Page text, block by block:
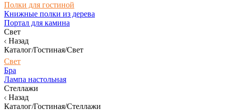
Полки для гостиной
Книжные полки из дерева
Портал для камина
Свет
Назад
Каталог/Гостиная/Свет
Свет
Бра
Лампа настольная
Стеллажи
Назад
Каталог/Гостиная/Стеллажи